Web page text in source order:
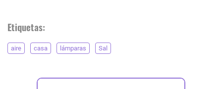
Etiquetas:
aire casa lámparas Sal